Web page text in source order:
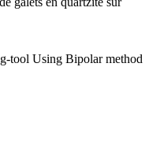
tool Using Bipolar method